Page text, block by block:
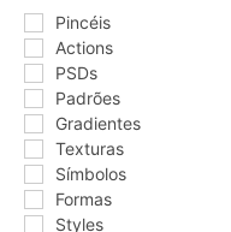
Pincéis
Actions
PSDs
Padrões
Gradientes
Texturas
Símbolos
Formas
Styles